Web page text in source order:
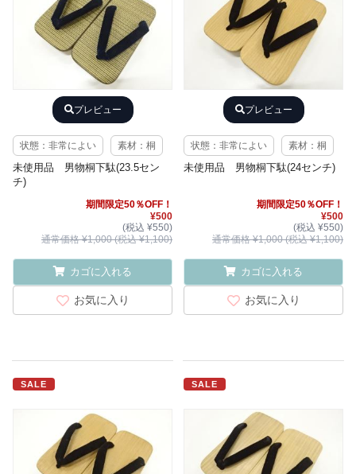
プレビュー
状態：非常によい 素材：桐
未使用品 男物桐下駄(23.5セン
チ)
期間限定50％OFF！
¥500
(税込 ¥550)
通常価格 ¥1,000 (税込 ¥1,100)
カゴに入れる
お気に入り
プレビュー
状態：非常によい 素材：桐
未使用品 男物桐下駄(24センチ)
期間限定50％OFF！
¥500
(税込 ¥550)
通常価格 ¥1,000 (税込 ¥1,100)
カゴに入れる
お気に入り
SALE SALE